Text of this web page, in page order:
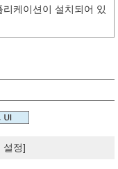
케이션이 설치되어 있
설정]